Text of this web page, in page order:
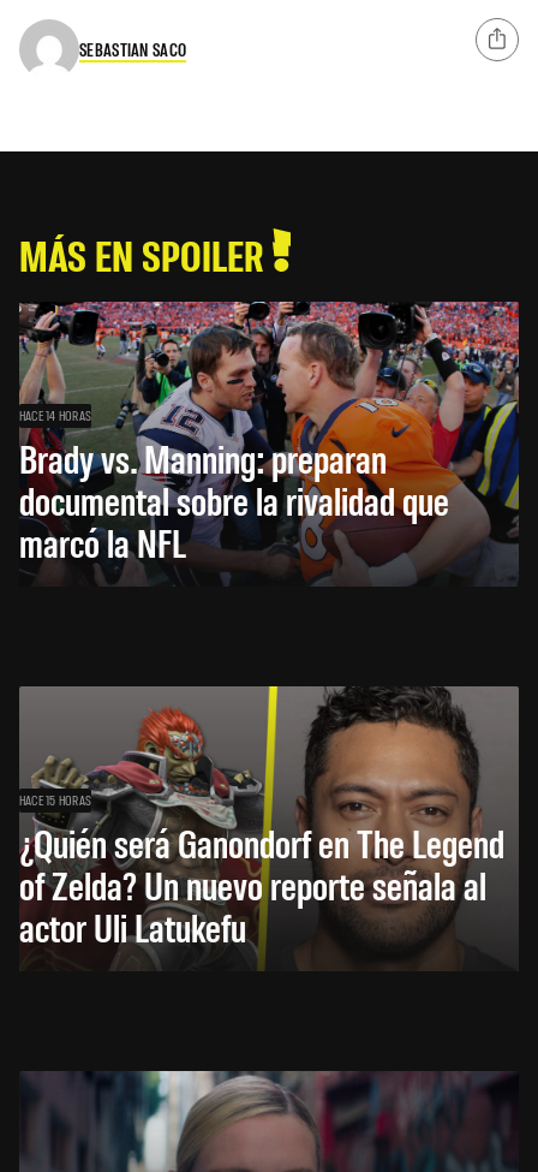
SEBASTIAN SACO
MÁS EN SPOILER
HACE 14 HORAS
Brady vs. Manning: preparan
documental sobre la rivalidad que
marcó la NFL
HACE 15 HORAS
¿Quién será Ganondorf en The Legend
of Zelda? Un nuevo reporte señala al
actor Uli Latukefu